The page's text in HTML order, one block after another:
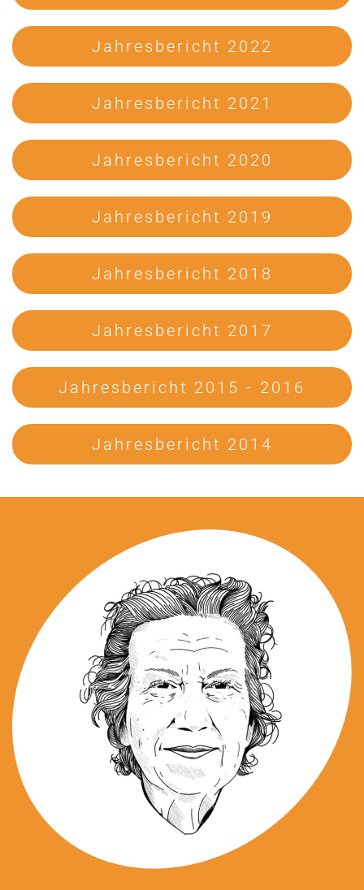
Jahresbericht 2022
Jahresbericht 2021
Jahresbericht 2020
Jahresbericht 2019
Jahresbericht 2018
Jahresbericht 2017
Jahresbericht 2015 - 2016
Jahresbericht 2014